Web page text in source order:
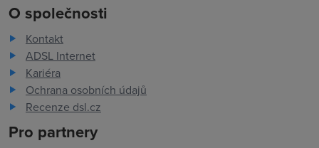
O společnosti
Kontakt
ADSL Internet
Kariéra
Ochrana osobních údajů
Recenze dsl.cz
Pro partnery